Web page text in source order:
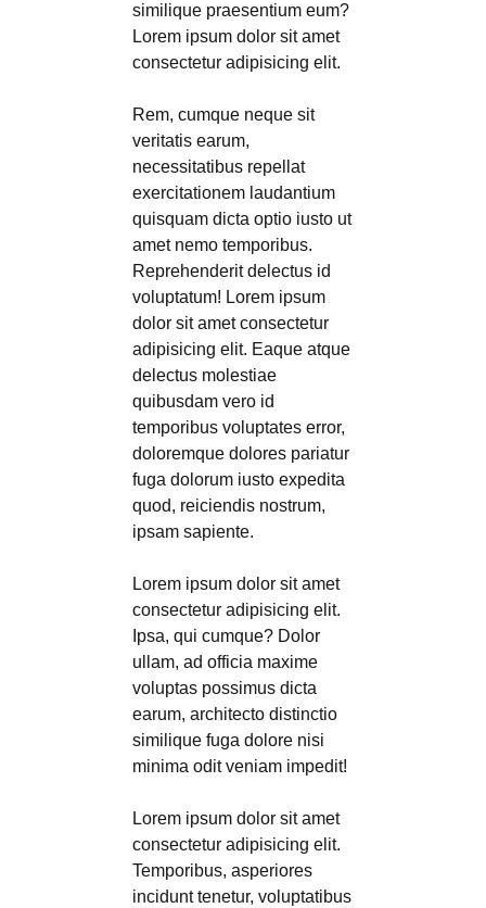
similique praesentium eum?
Lorem ipsum dolor sit amet
consectetur adipisicing elit.
Rem, cumque neque sit
veritatis earum,
necessitatibus repellat
exercitationem laudantium
quisquam dicta optio iusto ut
amet nemo temporibus.
Reprehenderit delectus id
voluptatum! Lorem ipsum
dolor sit amet consectetur
adipisicing elit. Eaque atque
delectus molestiae
quibusdam vero id
temporibus voluptates error,
doloremque dolores pariatur
fuga dolorum iusto expedita
quod, reiciendis nostrum,
ipsam sapiente.
Lorem ipsum dolor sit amet
consectetur adipisicing elit.
Ipsa, qui cumque? Dolor
ullam, ad officia maxime
voluptas possimus dicta
earum, architecto distinctio
similique fuga dolore nisi
minima odit veniam impedit!
Lorem ipsum dolor sit amet
consectetur adipisicing elit.
Temporibus, asperiores
incidunt tenetur, voluptatibus